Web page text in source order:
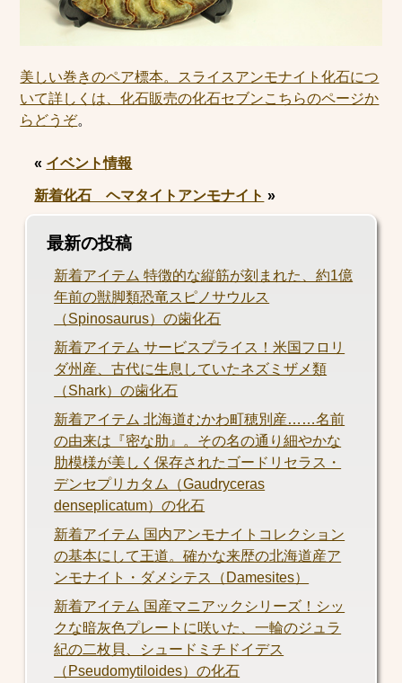
美しい巻きのペア標本。スライスアンモナイト化石につ
いて詳しくは、化石販売の化石セブンこちらのページか
らどうぞ。
« イベント情報
新着化石 ヘマタイトアンモナイト »
最新の投稿
新着アイテム 特徴的な縦筋が刻まれた、約1億
年前の獣脚類恐竜スピノサウルス
（Spinosaurus）の歯化石
新着アイテム サービスプライス！米国フロリ
ダ州産、古代に生息していたネズミザメ類
（Shark）の歯化石
新着アイテム 北海道むかわ町穂別産……名前
の由来は『密な肋』。その名の通り細やかな
肋模様が美しく保存されたゴードリセラス・
デンセプリカタム（Gaudryceras
denseplicatum）の化石
新着アイテム 国内アンモナイトコレクション
の基本にして王道。確かな来歴の北海道産ア
ンモナイト・ダメシテス（Damesites）
新着アイテム 国産マニアックシリーズ！シッ
クな暗灰色プレートに咲いた、一輪のジュラ
紀の二枚貝、シュードミチドイデス
（Pseudomytiloides）の化石